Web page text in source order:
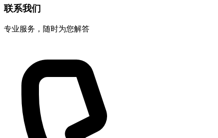
联系我们
专业服务，随时为您解答